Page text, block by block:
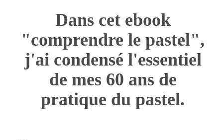
Dans cet ebook
"comprendre le pastel",
j'ai condensé l'essentiel
de mes 60 ans de
pratique du pastel.